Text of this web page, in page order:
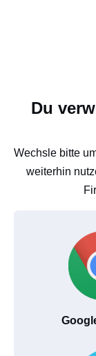
Du
Wechsle bitte
weiterhin